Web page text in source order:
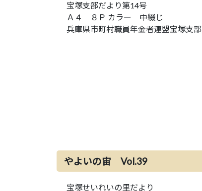
宝塚支部だより第14号
Ａ４ ８Ｐ カラー 中綴じ
兵庫県市町村職員年金者連盟宝塚支部
やよいの宙 Vol.39
宝塚せいれいの里だより